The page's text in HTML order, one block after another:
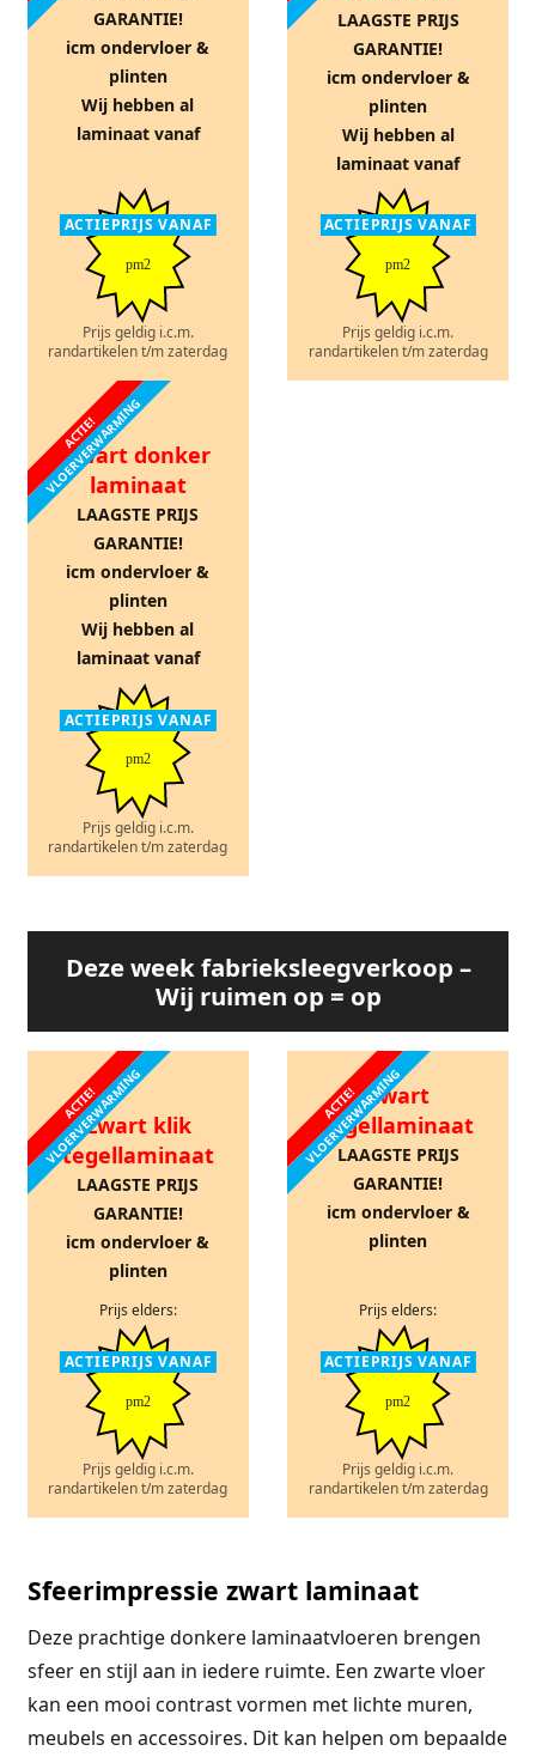
GARANTIE!
icm ondervloer &
plinten
Wij hebben al
laminaat vanaf
ACTIEPRIJS VANAF
pm2
Prijs geldig i.c.m.
randartikelen t/m zaterdag
LAAGSTE PRIJS
GARANTIE!
icm ondervloer &
plinten
Wij hebben al
laminaat vanaf
ACTIEPRIJS VANAF
pm2
Prijs geldig i.c.m.
randartikelen t/m zaterdag
ACTIE!
VLOERVERWARMING
Zwart donker
laminaat
LAAGSTE PRIJS
GARANTIE!
icm ondervloer &
plinten
Wij hebben al
laminaat vanaf
ACTIEPRIJS VANAF
pm2
Prijs geldig i.c.m.
randartikelen t/m zaterdag
Deze week fabrieksleegverkoop –
Wij ruimen op = op
ACTIE!
VLOERVERWARMING
Zwart klik
tegellaminaat
LAAGSTE PRIJS
GARANTIE!
icm ondervloer &
plinten
Prijs elders:
ACTIEPRIJS VANAF
pm2
Prijs geldig i.c.m.
randartikelen t/m zaterdag
ACTIE!
VLOERVERWARMING
Zwart
tegellaminaat
LAAGSTE PRIJS
GARANTIE!
icm ondervloer &
plinten
Prijs elders:
ACTIEPRIJS VANAF
pm2
Prijs geldig i.c.m.
randartikelen t/m zaterdag
Sfeerimpressie zwart laminaat
Deze prachtige donkere laminaatvloeren brengen
sfeer en stijl aan in iedere ruimte. Een zwarte vloer
kan een mooi contrast vormen met lichte muren,
meubels en accessoires. Dit kan helpen om bepaalde